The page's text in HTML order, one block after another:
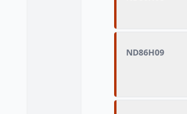
ND86H09